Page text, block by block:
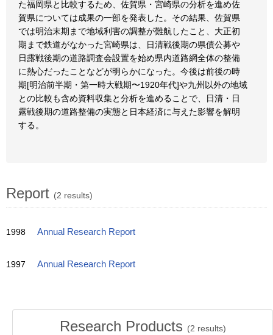
た福岡県と比較するため、佐賀県・宮崎県の分析を進め佐
賀県については成果の一部を発表した。その結果、佐賀県
では明治末期まで地域利害の調整が難航したこと、大正初
期まで鉄道がなかった宮崎県は、日清戦後期の県債公募や
日露戦後期の道路調査会設置を始め県内道路網全体の整備
に熱心だったことなどが明らかになった。今後は前後の時
期[明治前半期・第一時大戦期〜1920年代]や九州以外の地域
との比較も含め資料収集と分析を進めることで、日清・日
露戦後期の道路整備の実態と日本経済に与えた影響を解明
する。
Report (2 results)
1998 Annual Research Report
1997 Annual Research Report
Research Products (2 results)